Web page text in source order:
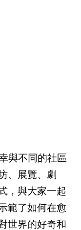
與不同的社區
、展覽、劇
，與大家一起
範了如何在愈
世界的好奇和